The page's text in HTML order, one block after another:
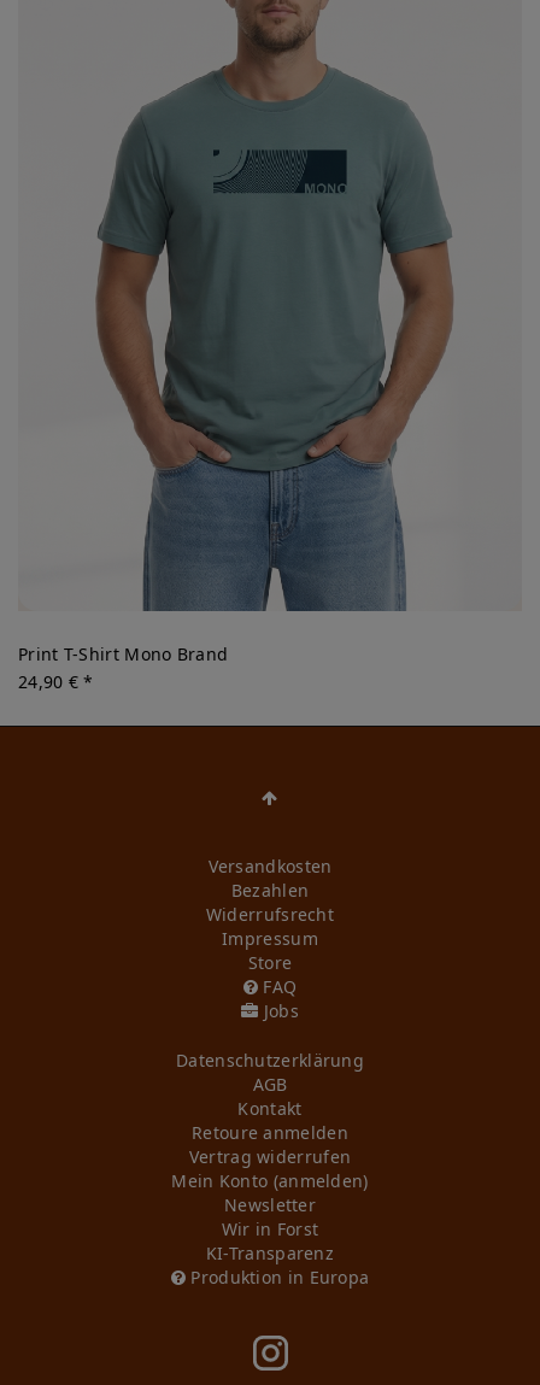
Print T-Shirt Mono Brand
24,90 € *
Versandkosten
Bezahlen
Widerrufs­recht
Impressum
Store
FAQ
Jobs
Daten­schutz­erklärung
AGB
Kontakt
Retoure anmelden
Vertrag widerrufen
Mein Konto (anmelden)
Newsletter
Wir in Forst
KI-Transparenz
Produktion in Europa